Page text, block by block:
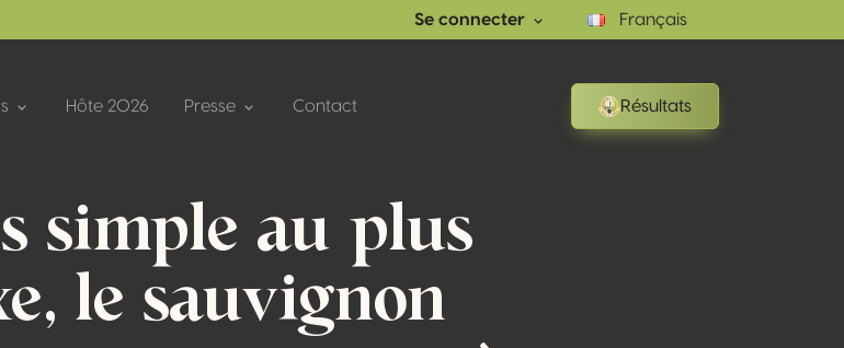
Se connecter Français
Hôte 2026 Presse Contact Résultats
simple au plus
le sauvignon